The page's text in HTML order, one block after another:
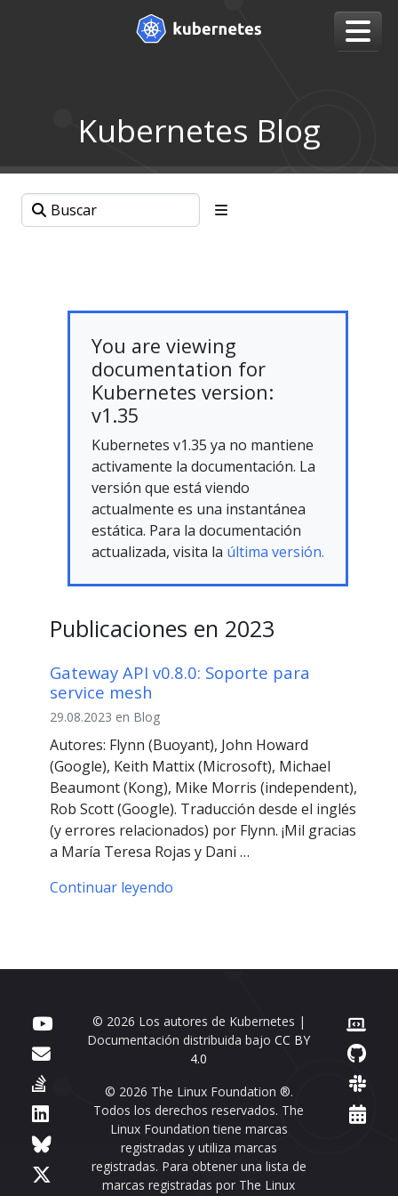
Kubernetes Blog
You are viewing
documentation for
Kubernetes version:
v1.35
Kubernetes v1.35 ya no mantiene
activamente la documentación. La
versión que está viendo
actualmente es una instantánea
estática. Para la documentación
actualizada, visita la última versión.
Publicaciones en 2023
Gateway API v0.8.0: Soporte para
service mesh
29.08.2023 en Blog
Autores: Flynn (Buoyant), John Howard
(Google), Keith Mattix (Microsoft), Michael
Beaumont (Kong), Mike Morris (independent),
Rob Scott (Google). Traducción desde el inglés
(y errores relacionados) por Flynn. ¡Mil gracias
a María Teresa Rojas y Dani …
Continuar leyendo
© 2026 Los autores de Kubernetes |
Documentación distribuida bajoCC BY
4.0
© 2026 The Linux Foundation ®.
Todos los derechos reservados. The
Linux Foundation tiene marcas
registradas y utiliza marcas
registradas. Para obtener una lista de
marcas registradas por The Linux